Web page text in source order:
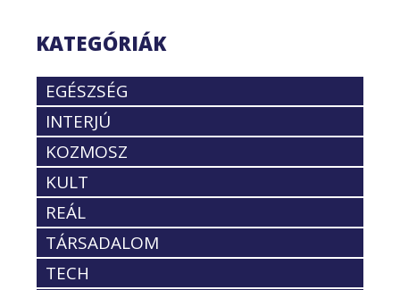
KATEGÓRIÁK
EGÉSZSÉG
INTERJÚ
KOZMOSZ
KULT
REÁL
TÁRSADALOM
TECH